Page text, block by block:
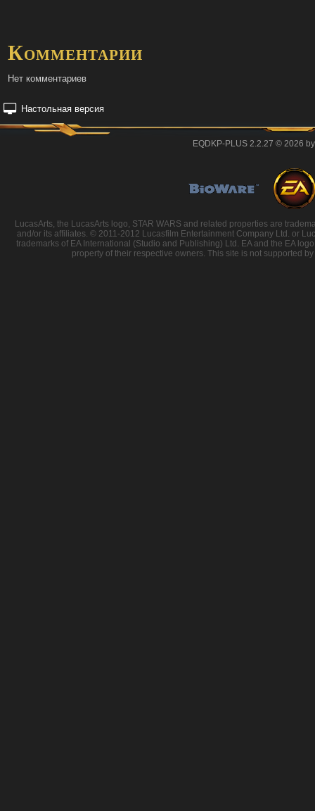
Комментарии
Нет комментариев
Настольная версия
EQDKP-PLUS 2.2.27 © 2026
LucasArts, the LucasArts logo, STAR WARS and related properties are
and/or its affiliates. © 2011-2012 Lucasfilm Entertainment Company Ltd. or
trademarks of EA International (Studio and Publishing) Ltd. EA and the EA
property of their respective owners. This site is not supported